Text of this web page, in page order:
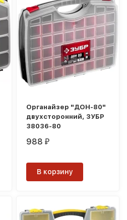
Органайзер "ДОН-80"
двухсторонний, ЗУБР
38036-80
988₽
В корзину